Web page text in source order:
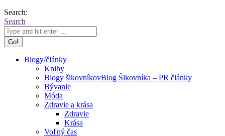
Search:
Search
Blogy/články
Knihy
Blogy šikovníkovBlog Šikovníka – PR články
Bývanie
Móda
Zdravie a krása
Zdravie
Krása
Voľný čas